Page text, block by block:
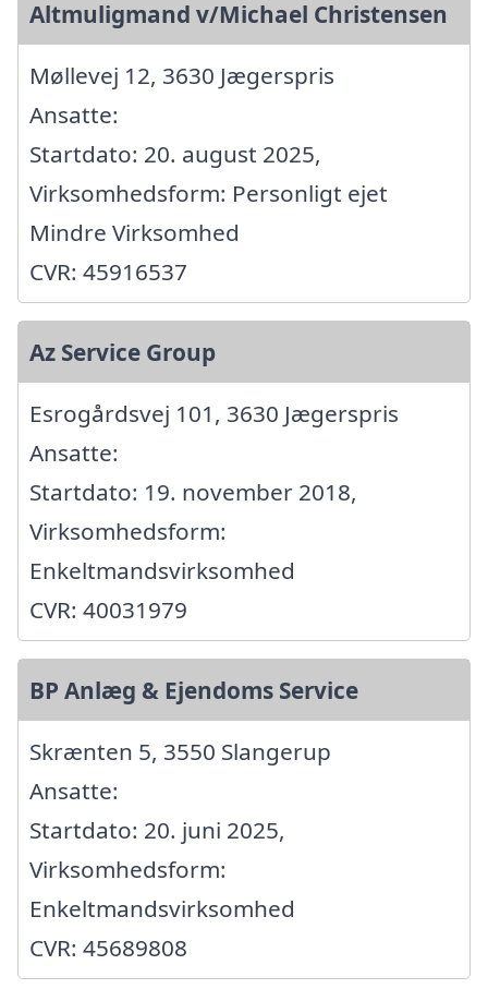
Altmuligmand v/Michael Christensen
Møllevej 12, 3630 Jægerspris
Ansatte:
Startdato: 20. august 2025,
Virksomhedsform: Personligt ejet
Mindre Virksomhed
CVR: 45916537
Az Service Group
Esrogårdsvej 101, 3630 Jægerspris
Ansatte:
Startdato: 19. november 2018,
Virksomhedsform:
Enkeltmandsvirksomhed
CVR: 40031979
BP Anlæg & Ejendoms Service
Skrænten 5, 3550 Slangerup
Ansatte:
Startdato: 20. juni 2025,
Virksomhedsform:
Enkeltmandsvirksomhed
CVR: 45689808